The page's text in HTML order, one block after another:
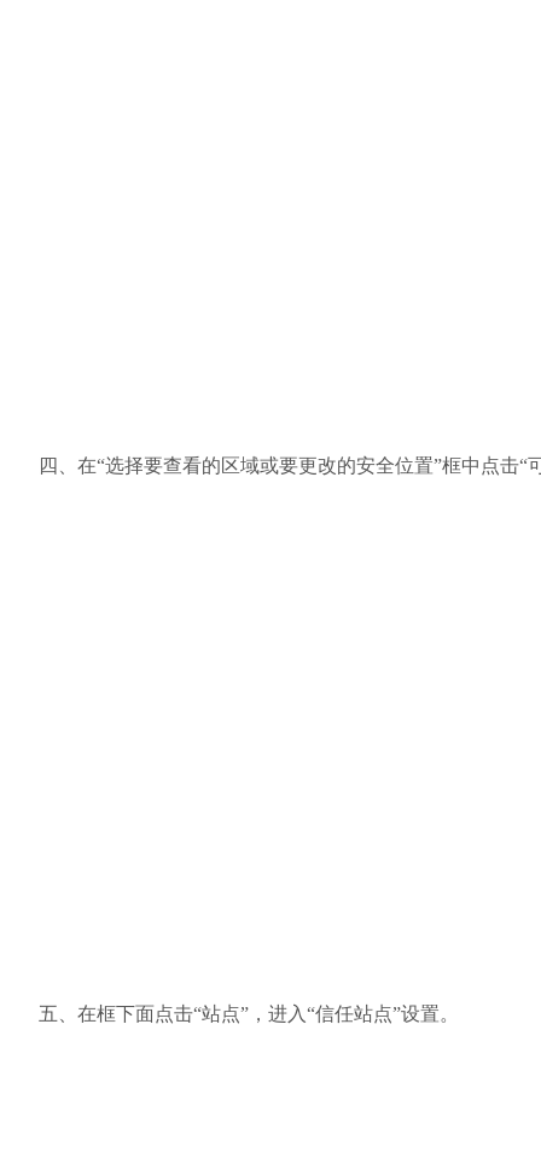
四、在“选择要查看的区域或要更改的安全位置”框中点击“
五、在框下面点击“站点”，进入“信任站点”设置。